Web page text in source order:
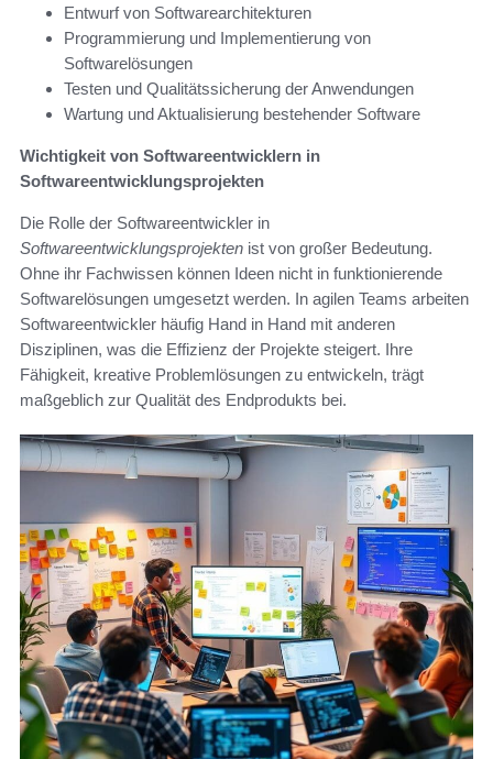
Entwurf von Softwarearchitekturen
Programmierung und Implementierung von
Softwarelösungen
Testen und Qualitätssicherung der Anwendungen
Wartung und Aktualisierung bestehender Software
Wichtigkeit von Softwareentwicklern in
Softwareentwicklungsprojekten
Die Rolle der Softwareentwickler in
Softwareentwicklungsprojekten ist von großer Bedeutung.
Ohne ihr Fachwissen können Ideen nicht in funktionierende
Softwarelösungen umgesetzt werden. In agilen Teams arbeiten
Softwareentwickler häufig Hand in Hand mit anderen
Disziplinen, was die Effizienz der Projekte steigert. Ihre
Fähigkeit, kreative Problemlösungen zu entwickeln, trägt
maßgeblich zur Qualität des Endprodukts bei.